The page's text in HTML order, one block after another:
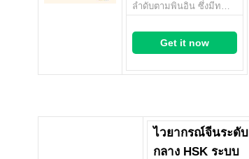
ลำดับตามพินอิน ซึ่งมีท…
Get it now
ไวยากรณ์จีนระดับ
กลาง HSK ระบบ